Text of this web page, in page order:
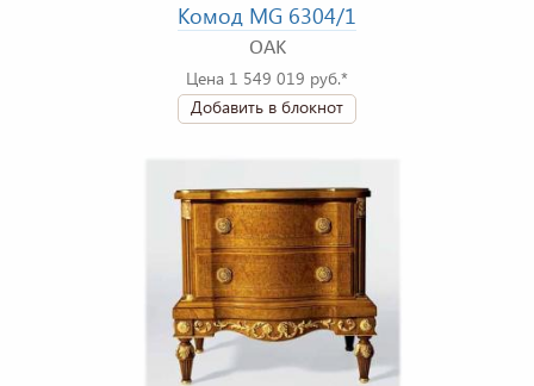
Комод MG 6304/1
OAK
Цена 1 549 019 руб.*
Добавить в блокнот